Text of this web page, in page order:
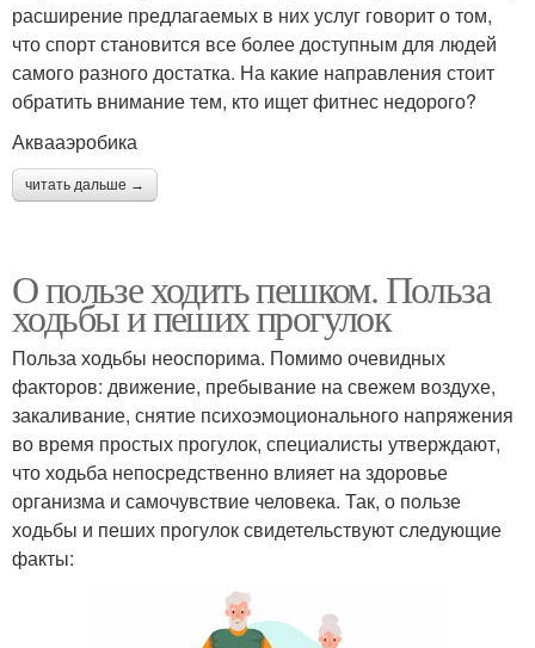
расширение предлагаемых в них услуг говорит о том,
что спорт становится все более доступным для людей
самого разного достатка. На какие направления стоит
обратить внимание тем, кто ищет фитнес недорого?
Аквааэробика
читать дальше →
О пользе ходить пешком. Польза
ходьбы и пеших прогулок
Польза ходьбы неоспорима. Помимо очевидных
факторов: движение, пребывание на свежем воздухе,
закаливание, снятие психоэмоционального напряжения
во время простых прогулок, специалисты утверждают,
что ходьба непосредственно влияет на здоровье
организма и самочувствие человека. Так, о пользе
ходьбы и пеших прогулок свидетельствуют следующие
факты: